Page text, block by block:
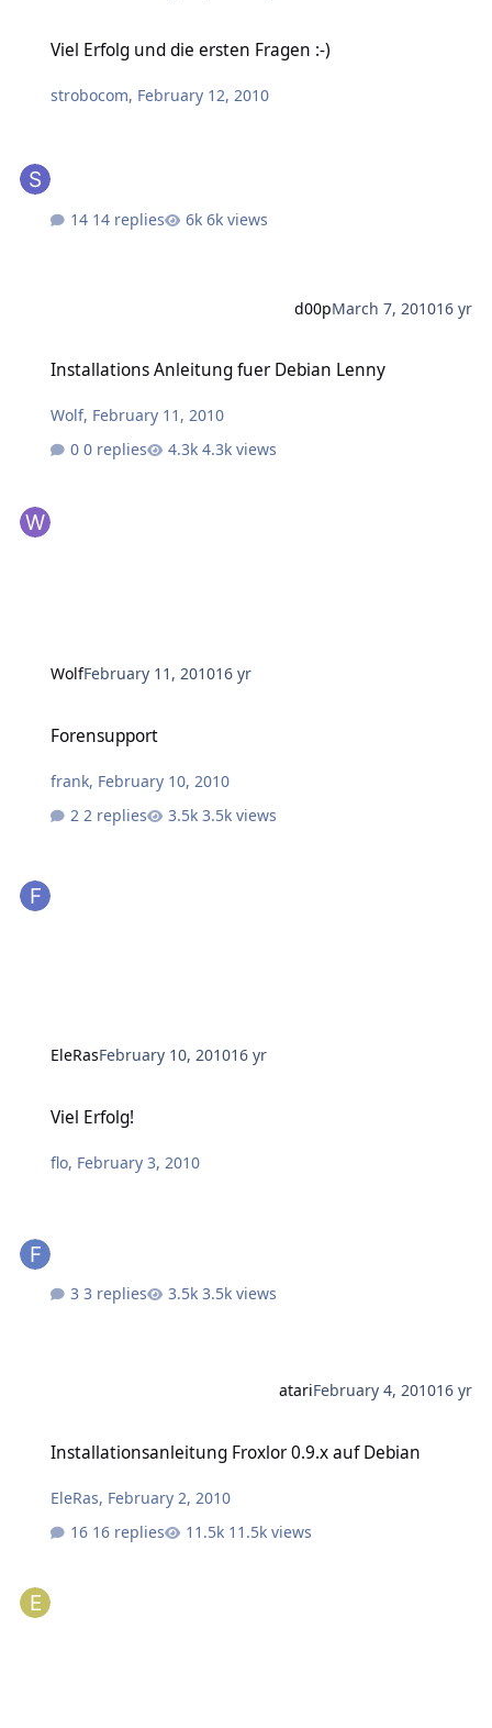
Viel Erfolg und die ersten Fragen :-)
strobocom, February 12, 2010
14 replies 6k views
d00pMarch 7, 201016 yr
Installations Anleitung fuer Debian Lenny
Wolf, February 11, 2010
0 replies
4.3k views
WolfFebruary 11, 201016 yr
Forensupport
frank, February 10, 2010
2 replies
3.5k views
EleRasFebruary 10, 201016 yr
Viel Erfolg!
flo, February 3, 2010
3 replies 3.5k views
atariFebruary 4, 201016 yr
Installationsanleitung Froxlor 0.9.x auf Debian
EleRas, February 2, 2010
16 replies
11.5k views